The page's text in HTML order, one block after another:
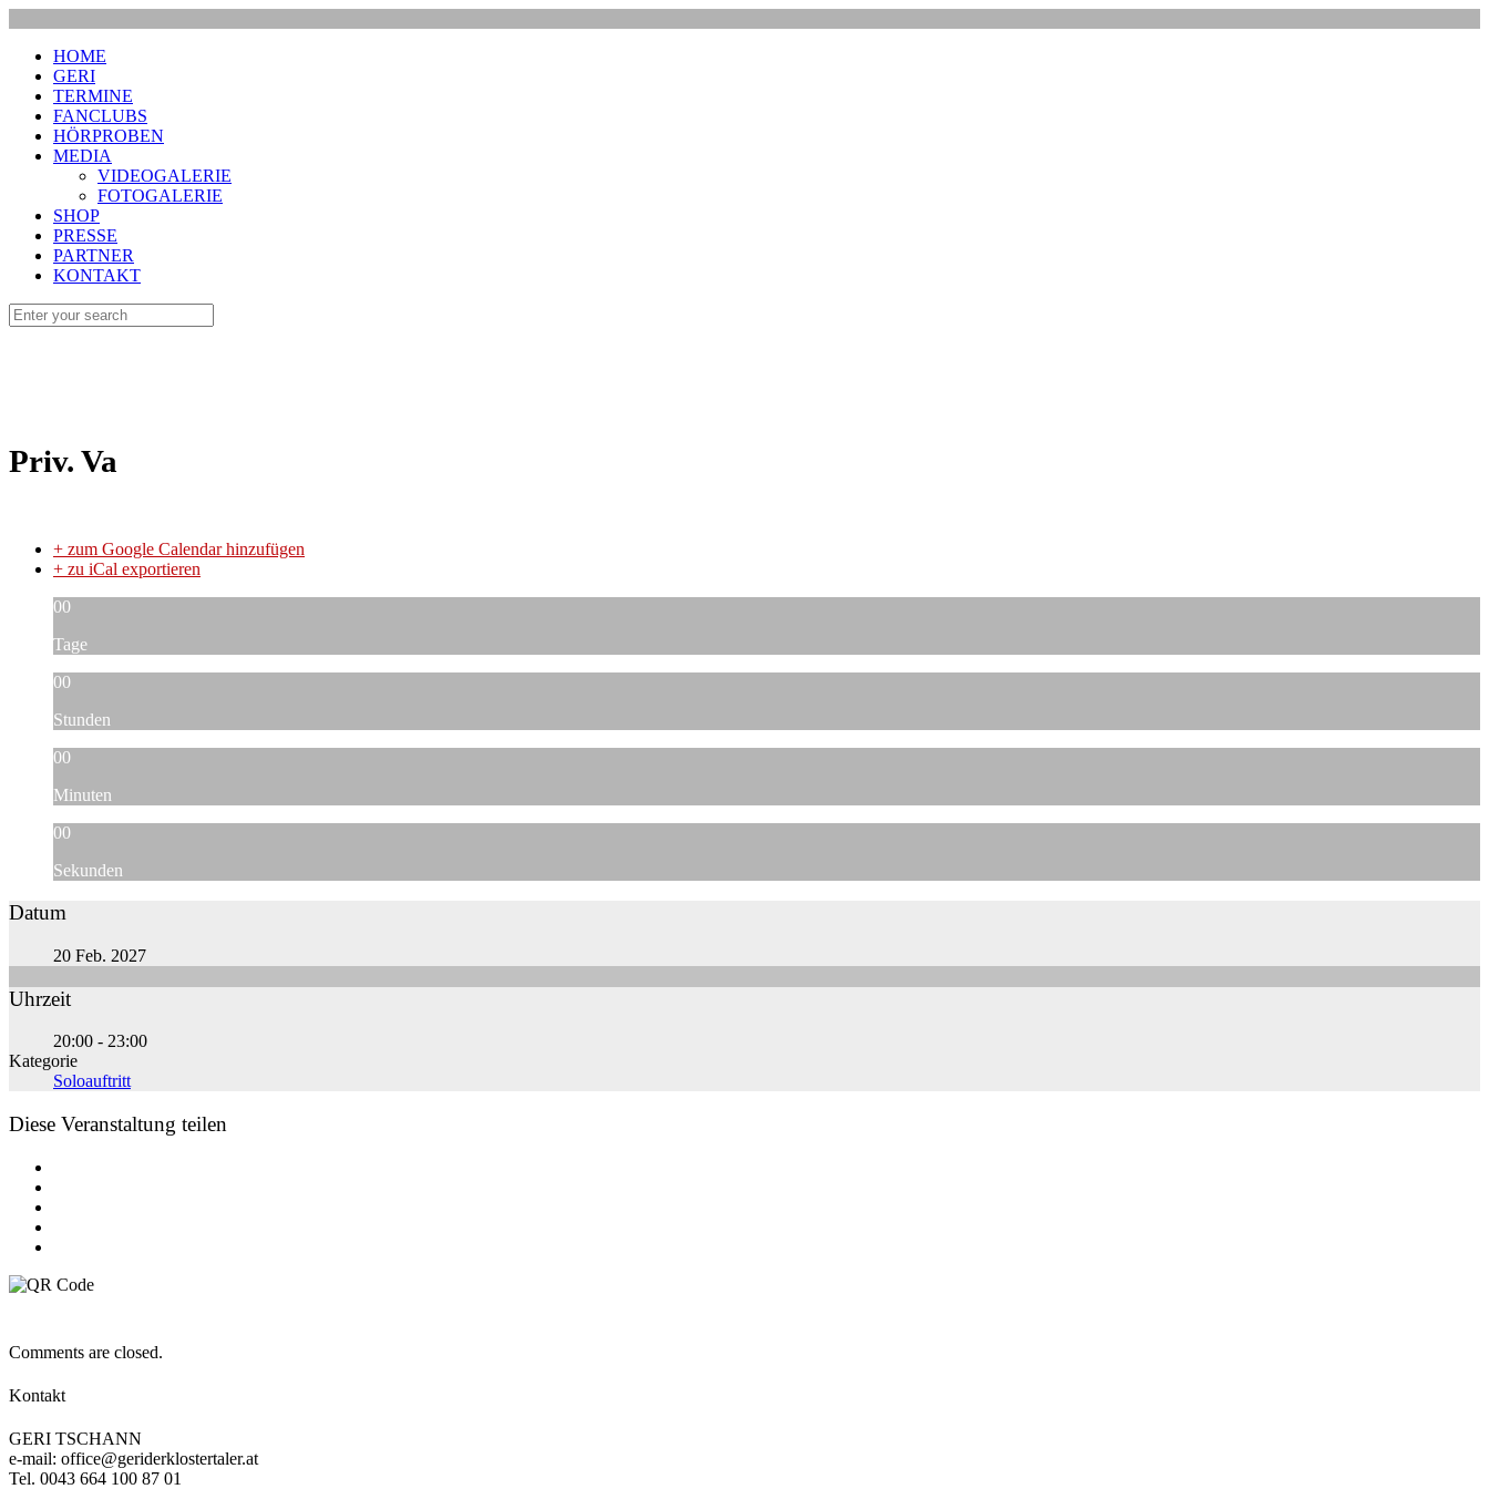
HOME
GERI
TERMINE
FANCLUBS
HÖRPROBEN
MEDIA
VIDEOGALERIE
FOTOGALERIE
SHOP
PRESSE
PARTNER
KONTAKT
Priv. Va
+ zum Google Calendar hinzufügen
+ zu iCal exportieren
00
Tage
00
Stunden
00
Minuten
00
Sekunden
Datum
20 Feb. 2027
Uhrzeit
20:00 - 23:00
Kategorie
Soloauftritt
Diese Veranstaltung teilen
Comments are closed.
Kontakt
GERI TSCHANN
e-mail: office@geriderklostertaler.at
Tel. 0043 664 100 87 01